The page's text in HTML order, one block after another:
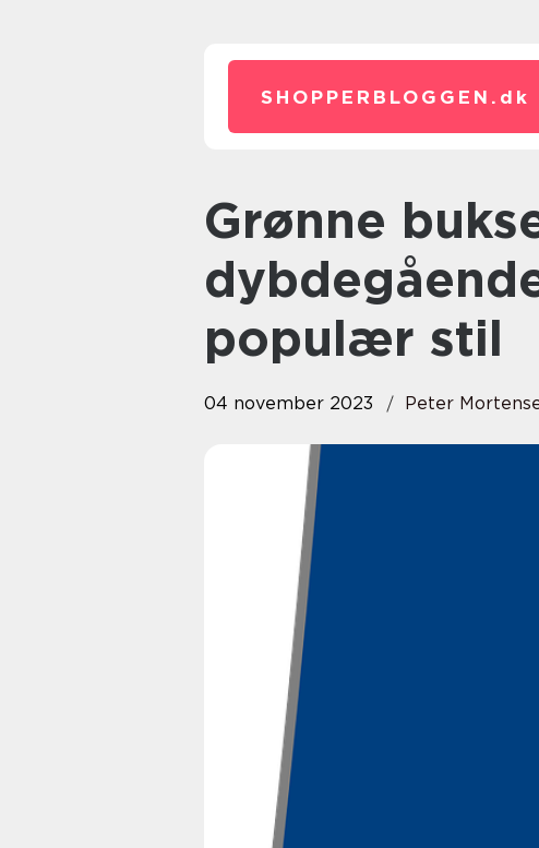
SHOPPERBLOGGEN. dk
Grønne bukser: En
populær stil
04 november 2023 Peter